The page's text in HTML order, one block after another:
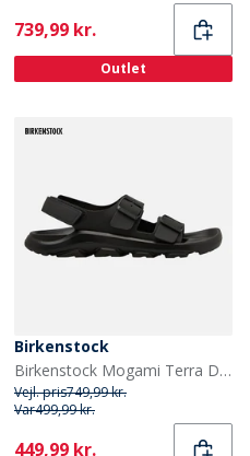
Current
739,99 kr.
Outlet
Birkenstock
Birkenstock Mogami Terra Dobbelt Spænde Sandaler Sort
Vejl. pris749,99 kr.
Var499,99 kr.
Current
449,99 kr.